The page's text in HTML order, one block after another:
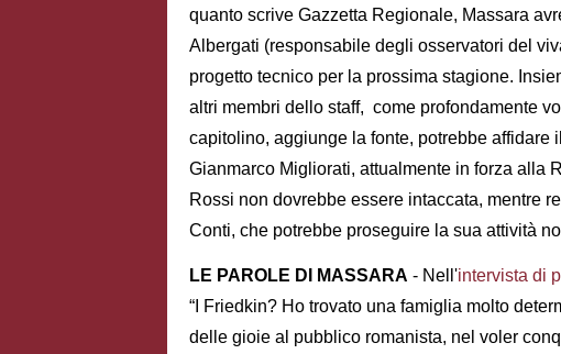
quanto scrive Gazzetta Regionale, Massara
Albergati (responsabile degli osservatori del
progetto tecnico per la prossima stagione.
altri membri dello staff, come profondamente
capitolino, aggiunge la fonte, potrebbe affidare
Gianmarco Migliorati, attualmente in forza alla
Rossi non dovrebbe essere intaccata, mentre
Conti, che potrebbe proseguire la sua attività
LE PAROLE DI MASSARA - Nell'intervista di
“I Friedkin? Ho trovato una famiglia molto
delle gioie al pubblico romanista, nel voler